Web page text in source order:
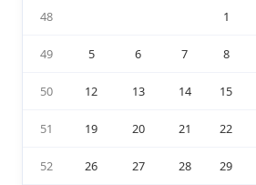
48 1
49 5 6 7 8
50 12 13 14 15
51 19 20 21 22
52 26 27 28 29